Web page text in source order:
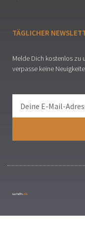
TÄGLICHER
Melde Dich kostenlos zu
verpasse keine